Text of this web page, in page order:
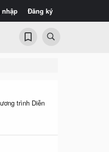
Đăng ký
trình Diễn